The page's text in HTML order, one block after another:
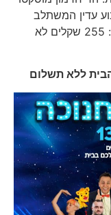
עדין המשתלב
מצוין לצד מאכלי החג המסורתיים. מחיר: 255 שקלים לא
ללא תשלום